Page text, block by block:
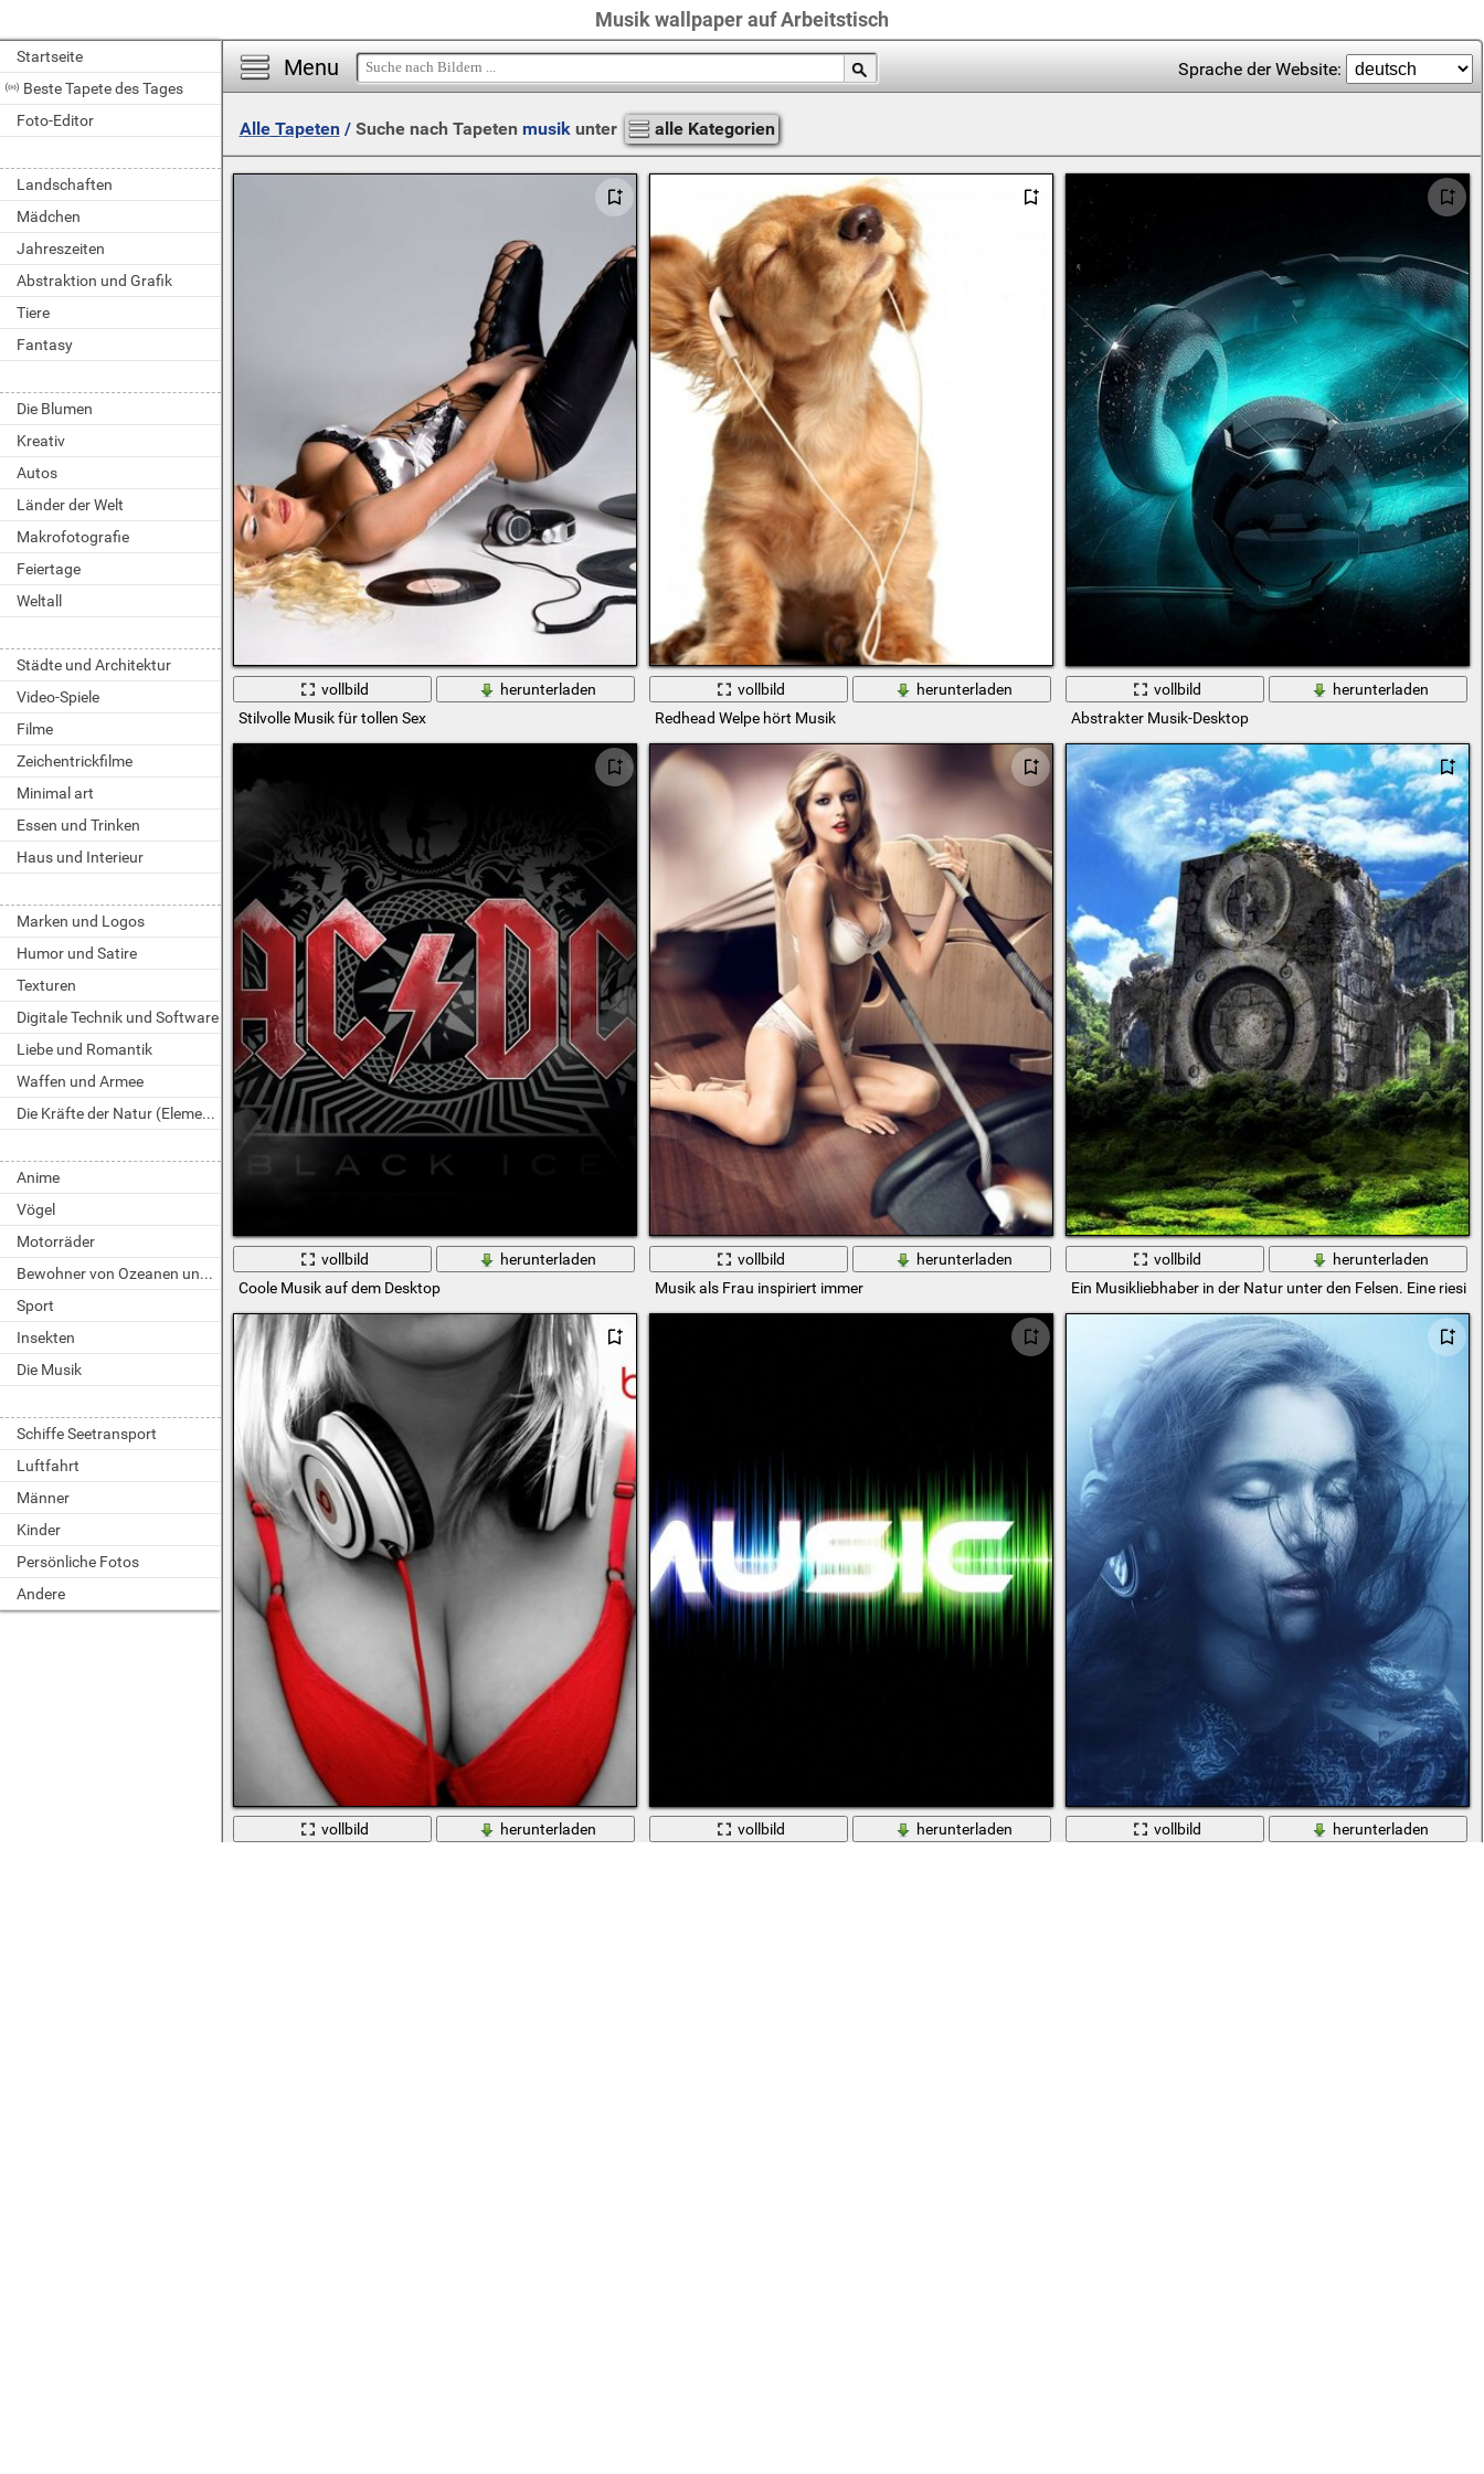
Musik wallpaper auf Arbeitstisch
Startseite
Beste Tapete des Tages
Foto-Editor
Landschaften
Mädchen
Jahreszeiten
Abstraktion und Grafik
Tiere
Fantasy
Die Blumen
Kreativ
Autos
Länder der Welt
Makrofotografie
Feiertage
Weltall
Städte und Architektur
Video-Spiele
Filme
Zeichentrickfilme
Minimal art
Essen und Trinken
Haus und Interieur
Marken und Logos
Humor und Satire
Texturen
Digitale Technik und Software
Liebe und Romantik
Waffen und Armee
Die Kräfte der Natur (Elemente)
Anime
Vögel
Motorräder
Bewohner von Ozeanen und Flüssen
Sport
Insekten
Die Musik
Schiffe Seetransport
Luftfahrt
Männer
Kinder
Persönliche Fotos
Andere
Menu Sprache der Website:
Alle Tapeten/ Suche nach Tapeten musikunter alle Kategorien
vollbild
herunterladen
Stilvolle Musik für tollen Sex
vollbild
herunterladen
Redhead Welpe hört Musik
vollbild
herunterladen
Abstrakter Musik-Desktop
vollbild
herunterladen
Coole Musik auf dem Desktop
vollbild
herunterladen
Musik als Frau inspiriert immer
vollbild
herunterladen
Ein Musikliebhaber in der Natur unter den Felsen. Eine
vollbild
herunterladen
vollbild
herunterladen
vollbild
herunterladen